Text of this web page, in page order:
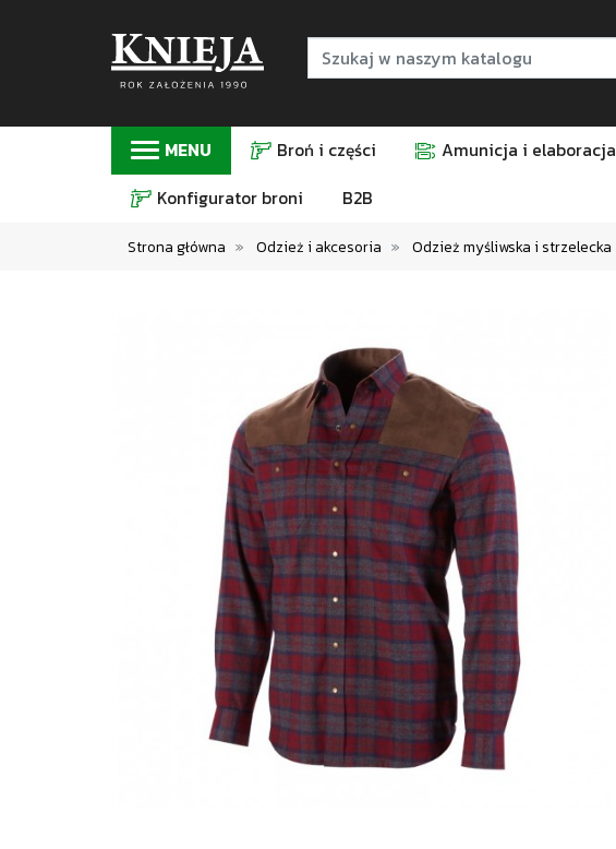
MENU Broń i części Amunicja i elaboracja
Konfigurator broni
B2B
Strona główna Odzież i akcesoria Odzież myśliwska i strzelecka